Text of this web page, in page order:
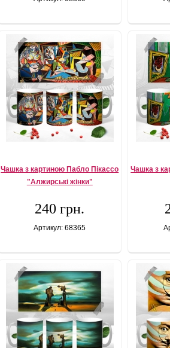
Чашка з картиною Пабло Пікассо
"Алжирські жінки"
240 грн.
Артикул: 68365
Чашка з